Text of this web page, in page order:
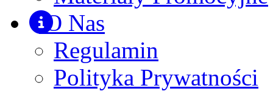
O Nas
Regulamin
Polityka Prywatności